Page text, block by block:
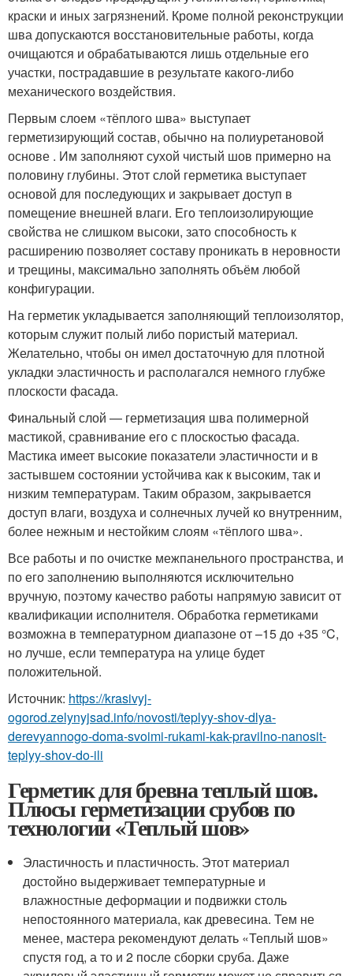
краски и иных загрязнений. Кроме полной реконструкции
шва допускаются восстановительные работы, когда
очищаются и обрабатываются лишь отдельные его
участки, пострадавшие в результате какого-либо
механического воздействия.
Первым слоем «тёплого шва» выступает
герметизирующий состав, обычно на полиуретановой
основе . Им заполняют сухой чистый шов примерно на
половину глубины. Этот слой герметика выступает
основой для последующих и закрывает доступ в
помещение внешней влаги. Его теплоизолирующие
свойства не слишком высоки, зато способность к
расширению позволяет составу проникать в неровности
и трещины, максимально заполнять объём любой
конфигурации.
На герметик укладывается заполняющий теплоизолятор,
которым служит полый либо пористый материал.
Желательно, чтобы он имел достаточную для плотной
укладки эластичность и располагался немного глубже
плоскости фасада.
Финальный слой — герметизация шва полимерной
мастикой, сравнивание его с плоскостью фасада.
Мастика имеет высокие показатели эластичности и в
застывшем состоянии устойчива как к высоким, так и
низким температурам. Таким образом, закрывается
доступ влаги, воздуха и солнечных лучей ко внутренним,
более нежным и нестойким слоям «тёплого шва».
Все работы и по очистке межпанельного пространства, и
по его заполнению выполняются исключительно
вручную, поэтому качество работы напрямую зависит от
квалификации исполнителя. Обработка герметиками
возможна в температурном диапазоне от –15 до +35 °C,
но лучше, если температура на улице будет
положительной.
Источник: https://krasivyj-
ogorod.zelynyjsad.info/novosti/teplyy-shov-dlya-
derevyannogo-doma-svoimi-rukami-kak-pravilno-nanosit-
teplyy-shov-do-ili
Герметик для бревна теплый шов.
Плюсы герметизации срубов по
технологии «Теплый шов»
Эластичность и пластичность. Этот материал
достойно выдерживает температурные и
влажностные деформации и подвижки столь
непостоянного материала, как древесина. Тем не
менее, мастера рекомендуют делать «Теплый шов»
спустя год, а то и 2 после сборки сруба. Даже